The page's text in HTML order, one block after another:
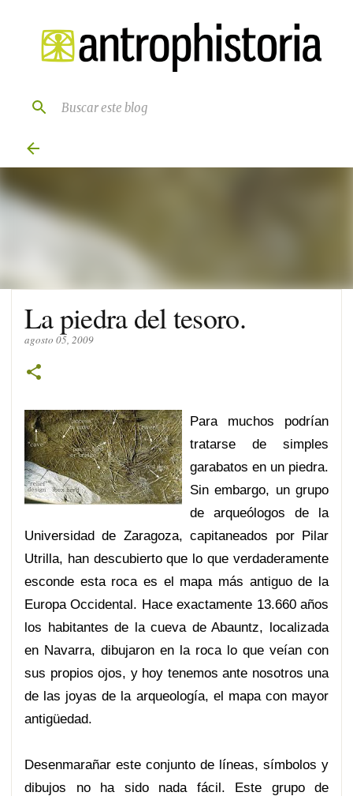
Ir al contenido principal
La piedra del tesoro.
agosto 05, 2009
Para muchos podrían
tratarse de simples
garabatos en un piedra.
Sin embargo, un grupo
de arqueólogos de la
Universidad de Zaragoza, capitaneados por Pilar
Utrilla, han descubierto que lo que verdaderamente
esconde esta roca es el mapa más antiguo de la
Europa Occidental. Hace exactamente 13.660 años
los habitantes de la cueva de Abauntz, localizada
en Navarra, dibujaron en la roca lo que veían con
sus propios ojos, y hoy tenemos ante nosotros una
de las joyas de la arqueología, el mapa con mayor
antigüedad.
Desenmarañar este conjunto de líneas, símbolos y
dibujos no ha sido nada fácil. Este grupo de